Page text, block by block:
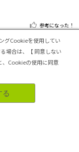
参考になった！
グCookieを使用してい
場合は、【 同意しない
、Cookieの使用に同意
る